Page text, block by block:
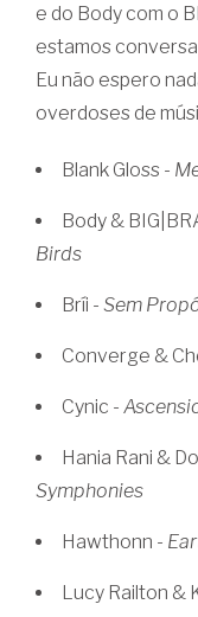
e do Body com o
estamos
Eu não espero
overdoses de
Blank Gloss -
Body &
Birds
Bríi - Sem
Converge &
Cynic -
Hania Rani &
Symphonies
Hawthonn -
Lucy Railton &